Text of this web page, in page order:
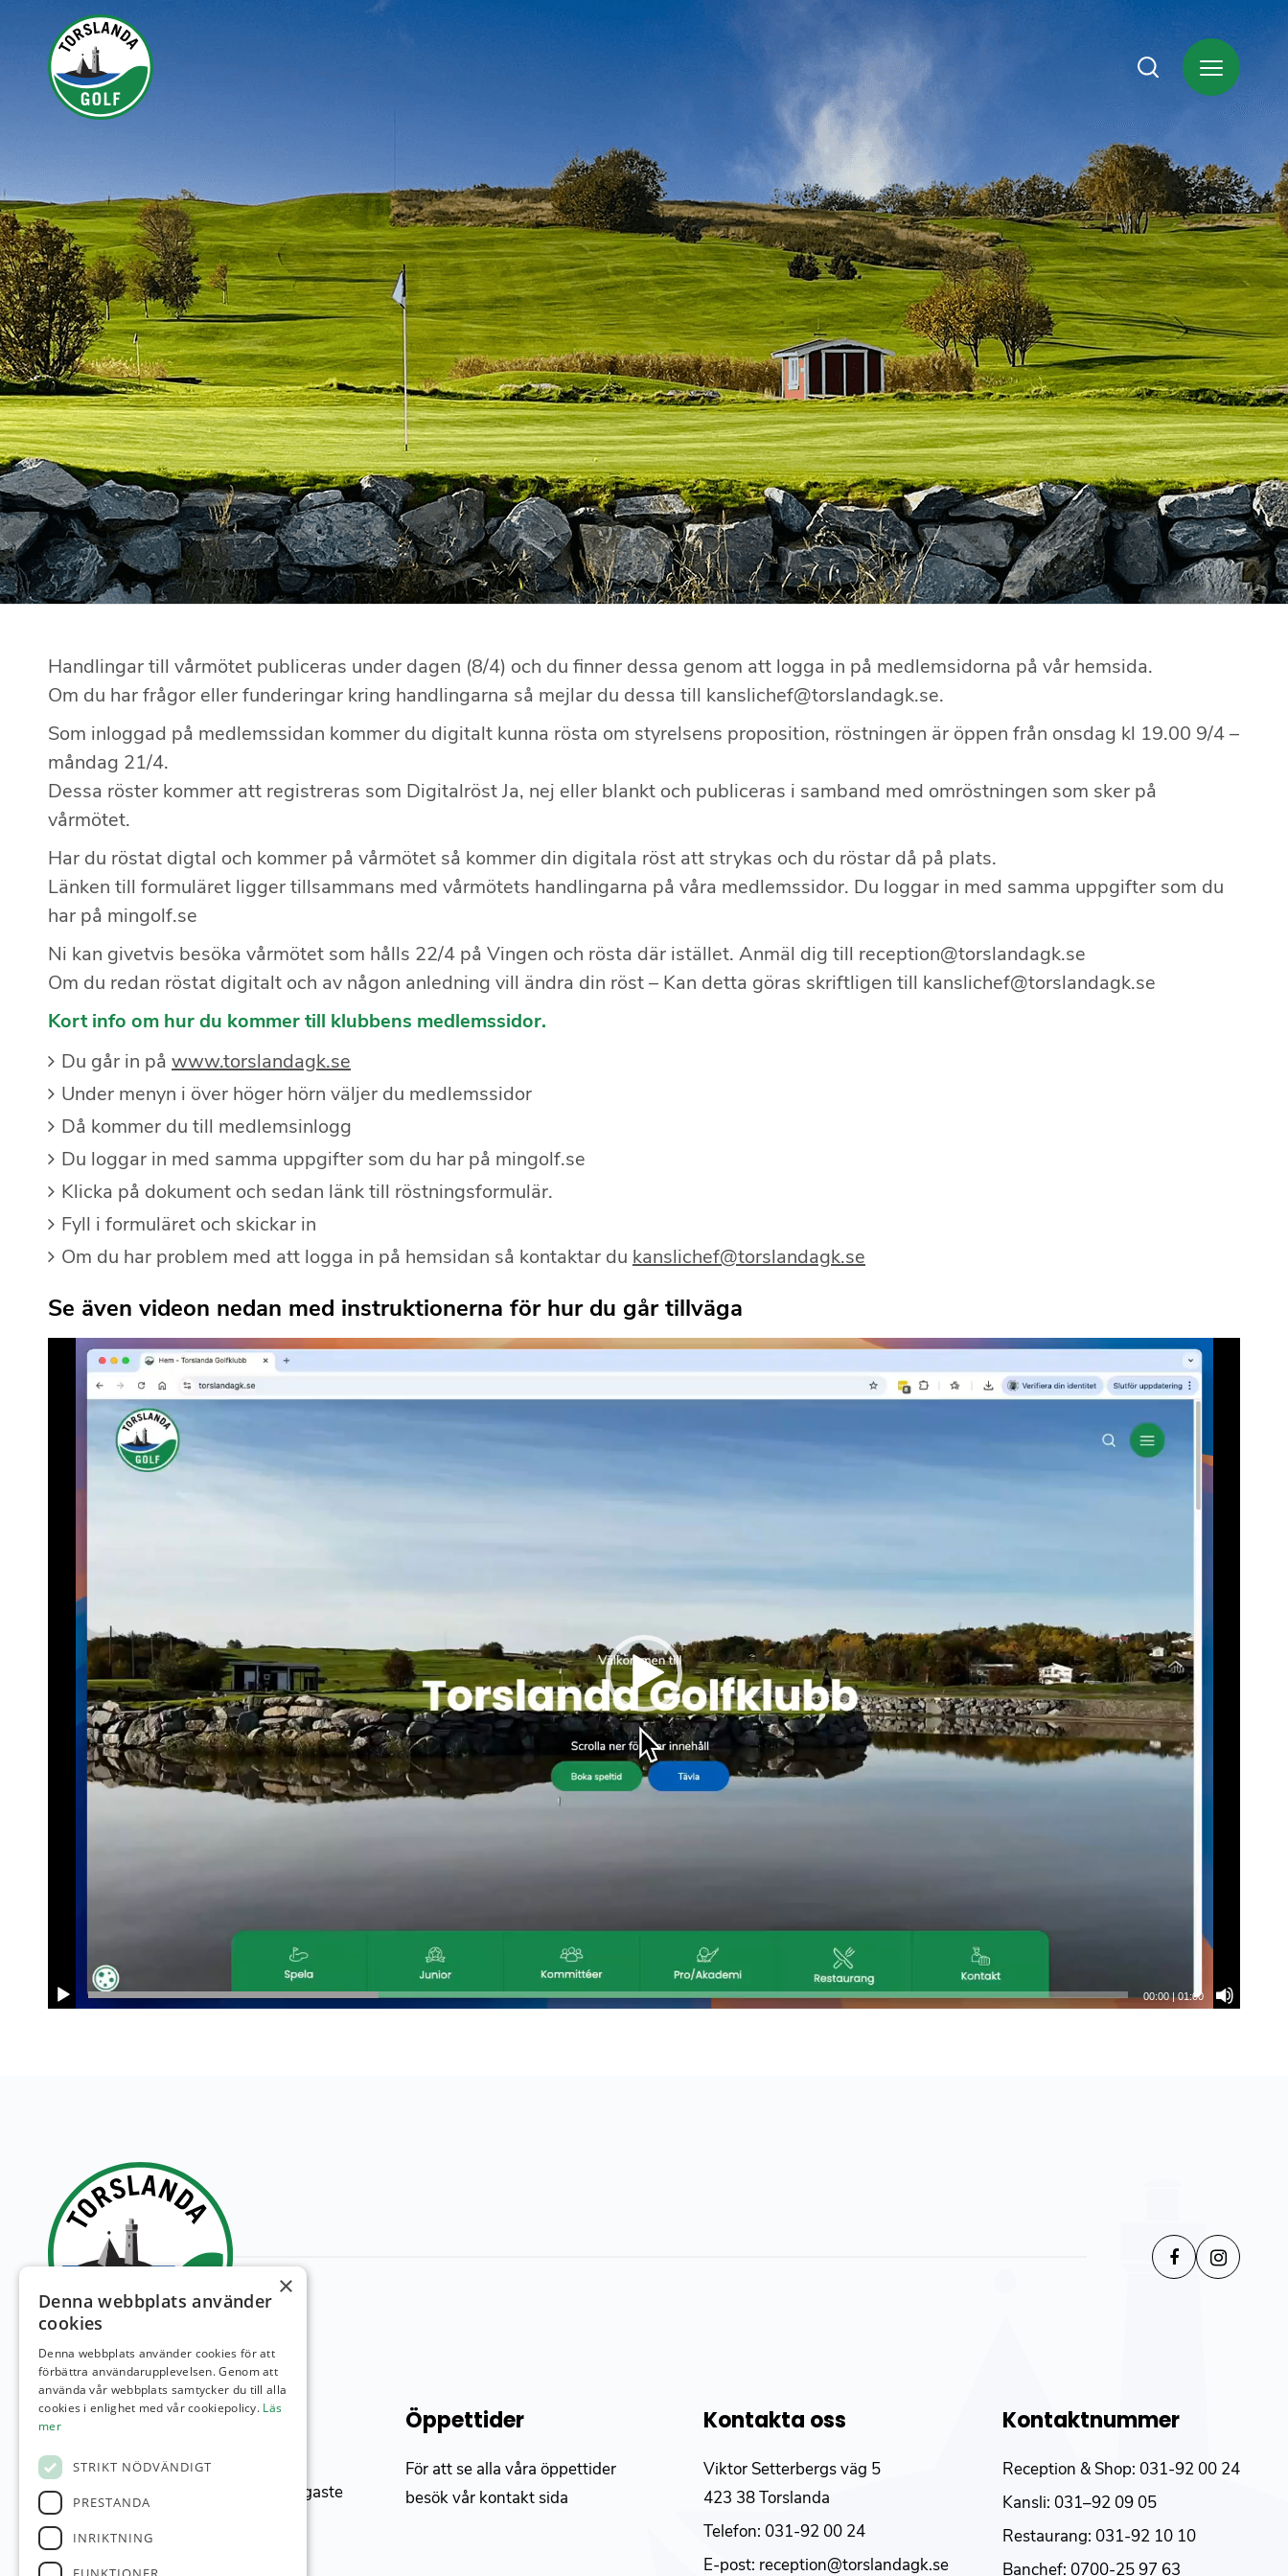
Handlingar till vårmötet publiceras under dagen (8/4) och du finner dessa genom att logga in på medlemsidorna på vår hemsida.
Om du har frågor eller funderingar kring handlingarna så mejlar du dessa till kanslichef@torslandagk.se.
Som inloggad på medlemssidan kommer du digitalt kunna rösta om styrelsens proposition, röstningen är öppen från onsdag kl 19.00 9/4 –
måndag 21/4.
Dessa röster kommer att registreras som Digitalröst Ja, nej eller blankt och publiceras i samband med omröstningen som sker på
vårmötet.
Har du röstat digtal och kommer på vårmötet så kommer din digitala röst att strykas och du röstar då på plats.
Länken till formuläret ligger tillsammans med vårmötets handlingarna på våra medlemssidor. Du loggar in med samma uppgifter som du
har på mingolf.se
Ni kan givetvis besöka vårmötet som hålls 22/4 på Vingen och rösta där istället. Anmäl dig till reception@torslandagk.se
Om du redan röstat digitalt och av någon anledning vill ändra din röst – Kan detta göras skriftligen till kanslichef@torslandagk.se
Kort info om hur du kommer till klubbens medlemssidor.
Du går in på www.torslandagk.se
Under menyn i över höger hörn väljer du medlemssidor
Då kommer du till medlemsinlogg
Du loggar in med samma uppgifter som du har på mingolf.se
Klicka på dokument och sedan länk till röstningsformulär.
Fyll i formuläret och skickar in
Om du har problem med att logga in på hemsidan så kontaktar du kanslichef@torslandagk.se
Se även videon nedan med instruktionerna för hur du går tillväga
00:00|01:00
Torslanda GK
Banan, med sin havsnära och unika
miljö, upplevs som Västsveriges roligaste
och mest utmanande citylinks.
Öppettider
För att se alla våra öppettider
besök vår kontakt sida
Kontakta oss
Viktor Setterbergs väg 5
423 38 Torslanda
Telefon: 031-92 00 24
E-post: reception@torslandagk.se
Kontaktnummer
Reception & Shop: 031-92 00 24
Kansli: 031–92 09 05
Restaurang: 031-92 10 10
Banchef: 0700-25 97 63
×
Denna webbplats använder
cookies
Denna webbplats använder cookies för att
förbättra användarupplevelsen. Genom att
använda vår webbplats samtycker du till alla
cookies i enlighet med vår cookiepolicy. Läs
mer
STRIKT NÖDVÄNDIGT
PRESTANDA
INRIKTNING